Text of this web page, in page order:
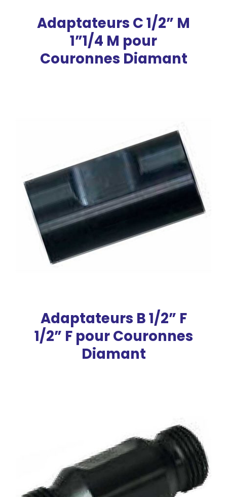
Adaptateurs C 1/2” M
1”1/4 M pour
Couronnes Diamant
Adaptateurs B 1/2” F
1/2” F pour Couronnes
Diamant